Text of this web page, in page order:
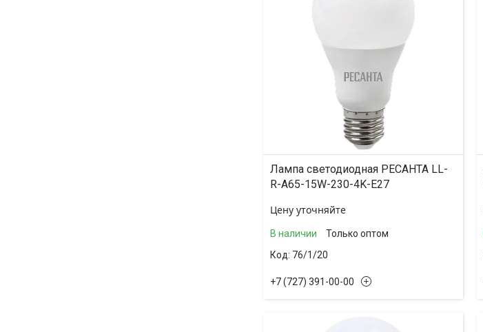
Лампа светодиодная РЕСАНТА LL-
R-A65-15W-230-4K-E27
Цену уточняйте
В наличии
Только оптом
76/1/20
+7 (727) 391-00-00